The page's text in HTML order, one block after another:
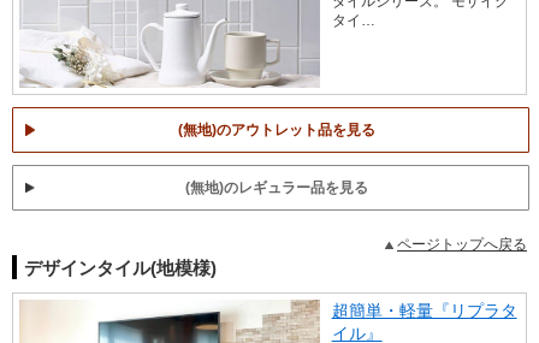
タイ…
(無地)のアウトレット品を見る
(無地)のレギュラー品を見る
ページトップへ戻る
デザインタイル(地模様)
超簡単・軽量『リプラタ
イル』